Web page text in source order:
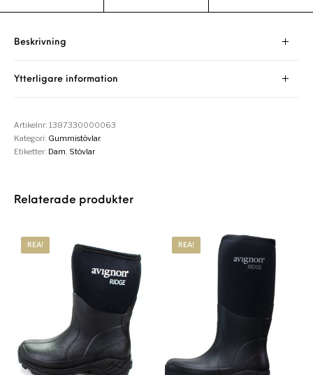
Beskrivning
Ytterligare information
Artikelnr:1387330000063
Kategori: Gummistövlar
Etiketter: Dam Stövlar
Relaterade produkter
REA! REA!